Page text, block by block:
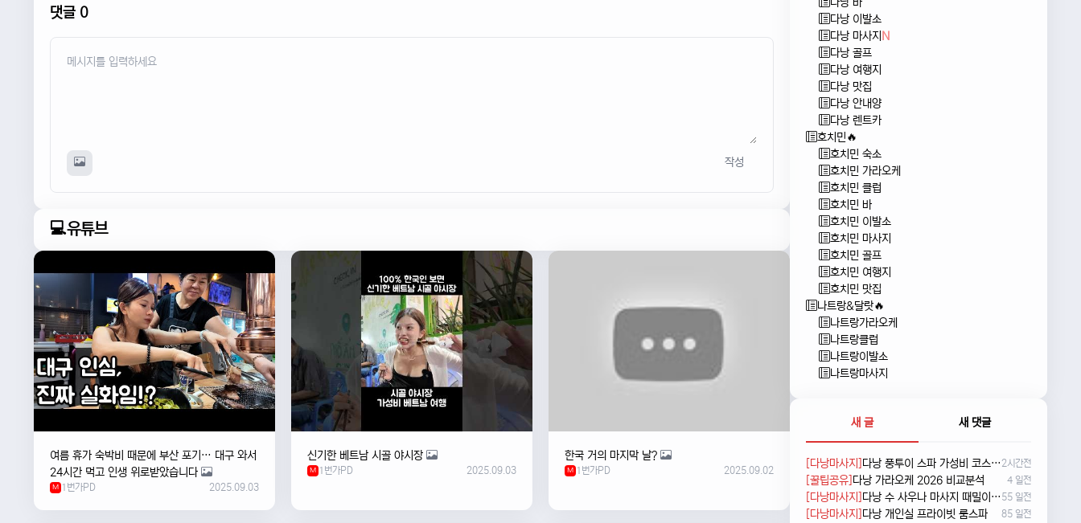
댓글 0
작성
💻유튜브
여름 휴가 숙박비 때문에 부산 포기… 대구 와서
24시간 먹고 인생 위로받았습니다
M 1번가PD 2025.09.03
신기한 베트남 시골 야시장
M 1번가PD 2025.09.03
한국 거의 마지막 날?
M 1번가PD 2025.09.02
다낭 이발소
다낭 마사지 N
다낭 골프
다낭 여행지
다낭 맛집
다낭 안내양
다낭 렌트카
호치민🔥
호치민 숙소
호치민 가라오케
호치민 클럽
호치민 바
호치민 이발소
호치민 마사지
호치민 골프
호치민 여행지
호치민 맛집
나트랑&달랏🔥
나트랑가라오케
나트랑클럽
나트랑이발소
나트랑마사지
새 글 새 댓글
[다낭마사지] 다낭 풍투이 스파 가성비 코스 새로 나왔네요2시간전
[꿀팁공유] 다낭 가라오케 2026 비교분석 4 일전
[다낭마사지] 다낭 수 사우나 마사지 때밀이 및 누루 예약방법 55 일전
[다낭마사지] 다낭 개인실 프라이빗 룸스파 85 일전